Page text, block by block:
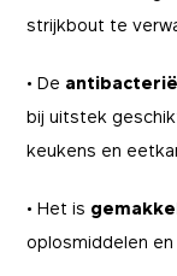
strijkbout te
• De
bij uitstek
keukens en
• Het is
oplosmiddelen en